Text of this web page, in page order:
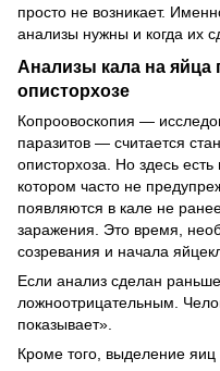
просто не возникает.
анализы нужны и когда их
Анализы кала на яйца
описторхозе
Копроовоскопия —
паразитов — считается
описторхоза. Но здесь
котором часто не
появляются в кале не
заражения. Это время,
созревания и начала
Если анализ сделан
ложноотрицательным.
показывает».
Кроме того, выделение